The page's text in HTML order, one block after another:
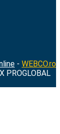
- WEBCO.ro
PROGLOBAL